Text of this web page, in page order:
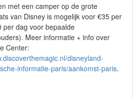
met een camper op de grote
van Disney is mogelijk voor €35 per
per dag voor bepaalde
Meer informatie + info over
Center:
disneyland-
informatie-paris/aankomst-paris.